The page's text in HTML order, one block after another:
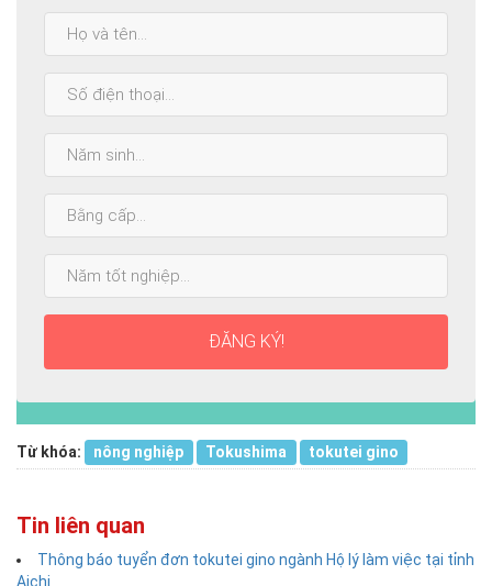
sinh:
cấp
nhất:
ĐĂNG KÝ!
Từ khóa: nông nghiệp Tokushima tokutei gino
Tin liên quan
Thông báo tuyển đơn tokutei gino ngành Hộ lý làm việc tại tỉnh
Aichi